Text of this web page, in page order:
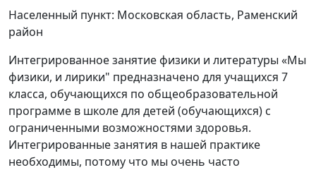
Населенный пункт: Московская область, Раменский
район
Интегрированное занятие физики и литературы «Мы
физики, и лирики" предназначено для учащихся 7
класса, обучающихся по общеобразовательной
программе в школе для детей (обучающихся) с
ограниченными возможностями здоровья.
Интегрированные занятия в нашей практике
необходимы, потому что мы очень часто